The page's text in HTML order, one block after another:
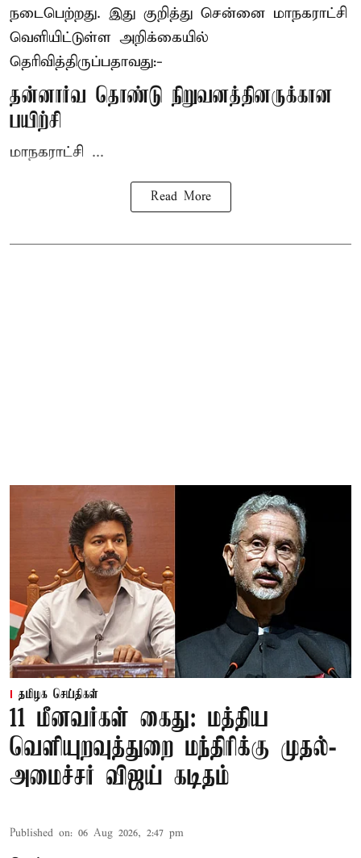
நடைபெற்றது. இது குறித்து சென்னை மாநகராட்சி
வெளியிட்டுள்ள அறிக்கையில்
தெரிவித்திருப்பதாவது:-
தன்னார்வ தொண்டு நிறுவனத்தினருக்கான
பயிற்சி
மாநகராட்சி ...
Read More
தமிழக செய்திகள்
11 மீனவர்கள் கைது: மத்திய
வெளியுறவுத்துறை மந்திரிக்கு முதல்-
அமைச்சர் விஜய் கடிதம்
Published on: 06 Aug 2026, 2:47 pm